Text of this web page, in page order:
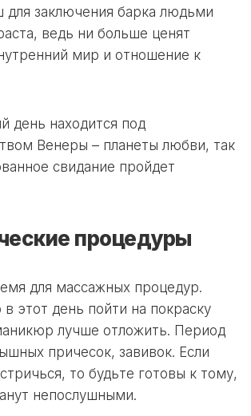
для заключения барка людьми
ведь ни больше ценят
мир и отношение к
день находится под
Венеры – планеты любви, так
свидание пройдет
процедуры
для массажных процедур.
этот день пойти на покраску
лучше отложить. Период
причесок, завивок. Если
то будьте готовы к тому,
непослушными.